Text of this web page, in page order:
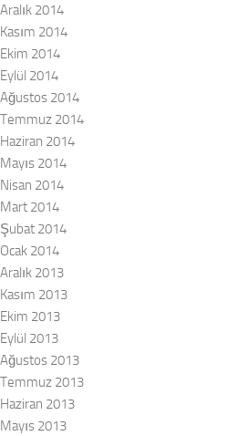
Aralık 2014
Kasım 2014
Ekim 2014
Eylül 2014
Ağustos 2014
Temmuz 2014
Haziran 2014
Mayıs 2014
Nisan 2014
Mart 2014
Şubat 2014
Ocak 2014
Aralık 2013
Kasım 2013
Ekim 2013
Eylül 2013
Ağustos 2013
Temmuz 2013
Haziran 2013
Mayıs 2013